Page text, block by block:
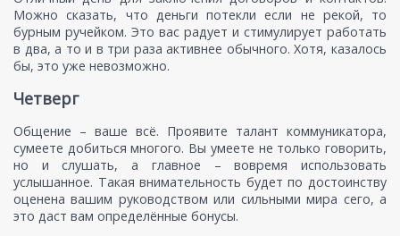
Можно сказать, что деньги потекли если не рекой, то
бурным ручейком. Это вас радует и стимулирует работать
в два, а то и в три раза активнее обычного. Хотя, казалось
бы, это уже невозможно.
Четверг
Общение – ваше всё. Проявите талант коммуникатора,
сумеете добиться многого. Вы умеете не только говорить,
но и слушать, а главное – вовремя использовать
услышанное. Такая внимательность будет по достоинству
оценена вашим руководством или сильными мира сего, а
это даст вам определённые бонусы.